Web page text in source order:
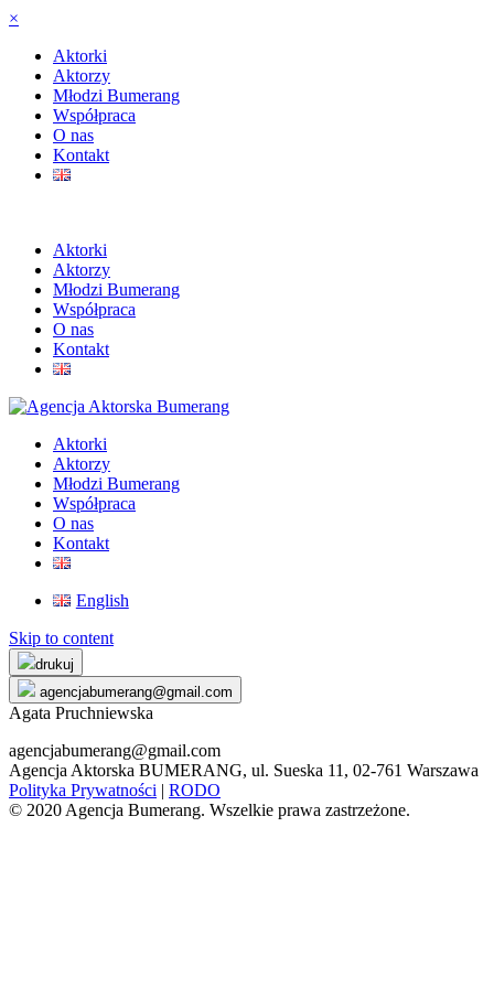
×
Aktorki
Aktorzy
Młodzi Bumerang
Współpraca
O nas
Kontakt
Aktorki
Aktorzy
Młodzi Bumerang
Współpraca
O nas
Kontakt
Aktorki
Aktorzy
Młodzi Bumerang
Współpraca
O nas
Kontakt
English
Skip to content
drukuj
agencjabumerang@gmail.com
Agata Pruchniewska
agencjabumerang@gmail.com
Agencja Aktorska BUMERANG, ul. Sueska 11, 02-761 Warszawa
Polityka Prywatności | RODO
© 2020 Agencja Bumerang. Wszelkie prawa zastrzeżone.